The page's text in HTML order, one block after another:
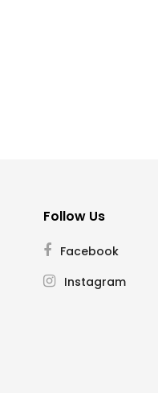
Follow Us
Facebook
Instagram